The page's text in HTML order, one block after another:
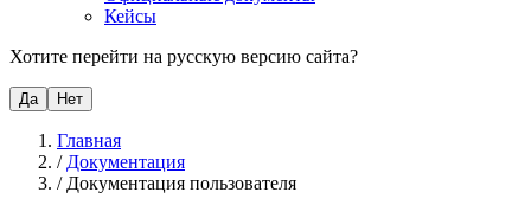
Кейсы
Хотите перейти на русскую версию сайта?
Да Нет
Главная
/ Документация
/ Документация пользователя